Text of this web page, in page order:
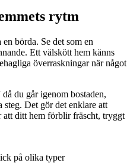
rytm
börda. Se det som en
Ett välskött hem känns
överraskningar när något
du går igenom bostaden,
steg. Det gör det enklare att
att ditt hem förblir fräscht, tryggt
på olika typer